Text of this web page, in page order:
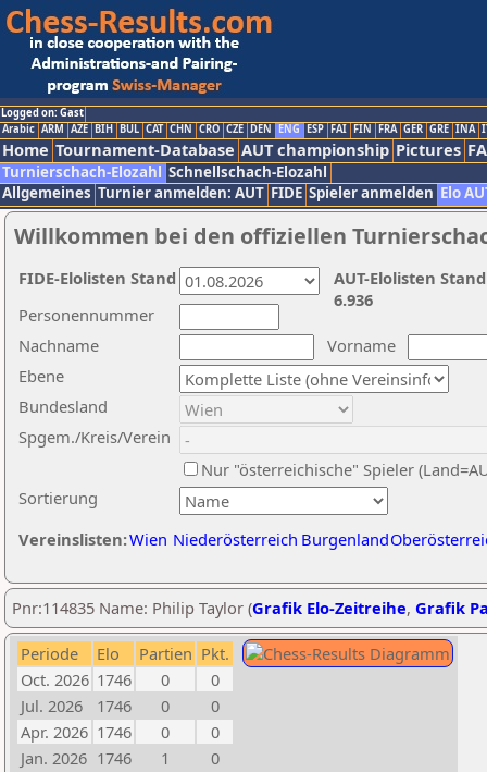
Logged on: Gast
Arabic ARM AZE BIH BUL CAT CHN CRO CZE DEN ENG ESP FAI FIN FRA GER GRE INA
Home Tournament-Database AUT championship Pictures
Turnierschach-Elozahl Schnellschach-Elozahl
Allgemeines Turnier anmelden: AUT FIDE Spieler anmelden Elo
Willkommen bei den offiziellen
Nachname
Vorname
Ebene
Sortierung
Personennummer
Bundesland
Spgem./Kreis/Verein
Nur "österreichische" Spieler
Vereinslisten:Wien Niederösterreich Burgenland
AUT-Elolisten
6.936
FIDE-Elolisten Stand
Pnr:114835 Name: Philip Taylor (Grafik Elo-Zeitreihe, Grafik
Periode Elo Partien Pkt.
Oct. 2026 1746 0
0
Jul. 2026
1746 0
0
Apr. 2026 1746 0
0
Jan. 2026 1746 1
0